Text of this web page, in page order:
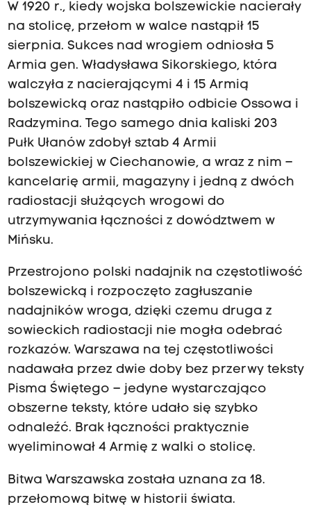
W 1920 r., kiedy wojska bolszewickie nacierały
na stolicę, przełom w walce nastąpił 15
sierpnia. Sukces nad wrogiem odniosła 5
Armia gen. Władysława Sikorskiego, która
walczyła z nacierającymi 4 i 15 Armią
bolszewicką oraz nastąpiło odbicie Ossowa i
Radzymina. Tego samego dnia kaliski 203
Pułk Ułanów zdobył sztab 4 Armii
bolszewickiej w Ciechanowie, a wraz z nim –
kancelarię armii, magazyny i jedną z dwóch
radiostacji służących wrogowi do
utrzymywania łączności z dowództwem w
Mińsku.
Przestrojono polski nadajnik na częstotliwość
bolszewicką i rozpoczęto zagłuszanie
nadajników wroga, dzięki czemu druga z
sowieckich radiostacji nie mogła odebrać
rozkazów. Warszawa na tej częstotliwości
nadawała przez dwie doby bez przerwy teksty
Pisma Świętego – jedyne wystarczająco
obszerne teksty, które udało się szybko
odnaleźć. Brak łączności praktycznie
wyeliminował 4 Armię z walki o stolicę.
Bitwa Warszawska została uznana za 18.
przełomową bitwę w historii świata.